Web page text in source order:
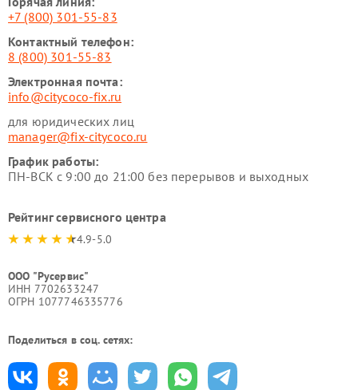
+7 (800) 301-55-83
Контактный телефон:
8 (800) 301-55-83
Электронная почта:
info@citycoco-fix.ru
для юридических лиц
manager@fix-citycoco.ru
График работы:
ПН-ВСК с 9:00 до 21:00 без перерывов и выходных
Рейтинг сервисного центра
4.9-5.0
ООО "Русервис"
ИНН 7702633247
ОГРН 1077746335776
Поделиться в соц. сетях: